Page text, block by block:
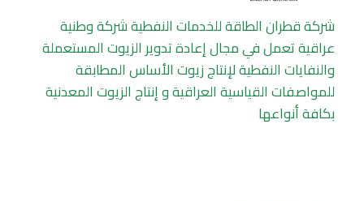
شركة قطران الطاقة للخدمات النفطية شركة وطنية
عراقية تعمل في مجال إعادة تدوير الزيوت المستعملة
والنفايات النفطية لإنتاج زيوت الأساس المطابقة
للمواصفات القياسية العراقية و إنتاج الزيوت المعدنية
بكافة أنواعها